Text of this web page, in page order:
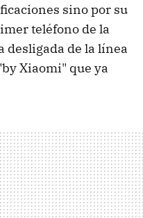
sino por su
teléfono de la
desligada de la línea
Xiaomi" que ya